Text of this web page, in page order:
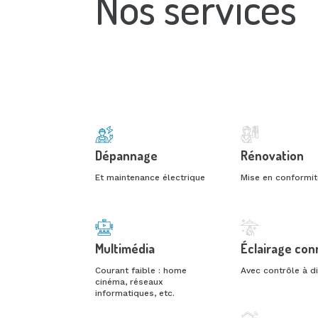
Dépannage
Et maintenance électrique
Multimédia
Courant faible : home
cinéma, réseaux
informatiques, etc.
Rénovation
Mise en
Éclairage
Avec contrôle à